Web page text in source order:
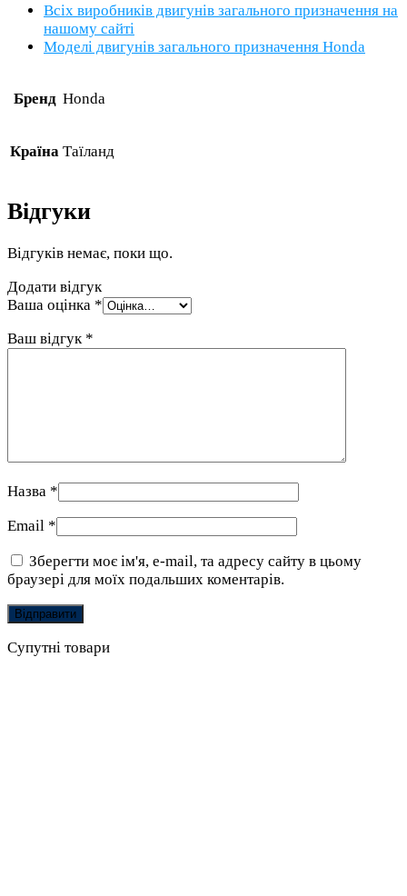
Всіх виробників двигунів загального призначення на
нашому сайті
Моделі двигунів загального призначення Honda
Бренд Honda
Країна Таїланд
Відгуки
Відгуків немає, поки що.
Додати відгук
Ваша оцінка *
Ваш відгук *
Назва *
Email *
Зберегти моє ім'я, e-mail, та адресу сайту в цьому
браузері для моїх подальших коментарів.
Супутні товари